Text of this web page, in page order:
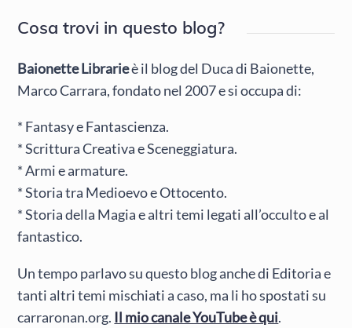
Cosa trovi in questo blog?
Baionette Librarieè il blog del Duca di Baionette,
Marco Carrara, fondato nel 2007 e si occupa di:
* Fantasy e Fantascienza.
* Scrittura Creativa e Sceneggiatura.
* Armi e armature.
* Storia tra Medioevo e Ottocento.
* Storia della Magia e altri temi legati all’occulto e al
fantastico.
Un tempo parlavo su questo blog anche di Editoria e
tanti altri temi mischiati a caso, ma li ho spostati su
carraronan.org. Il mio canale YouTube è qui.